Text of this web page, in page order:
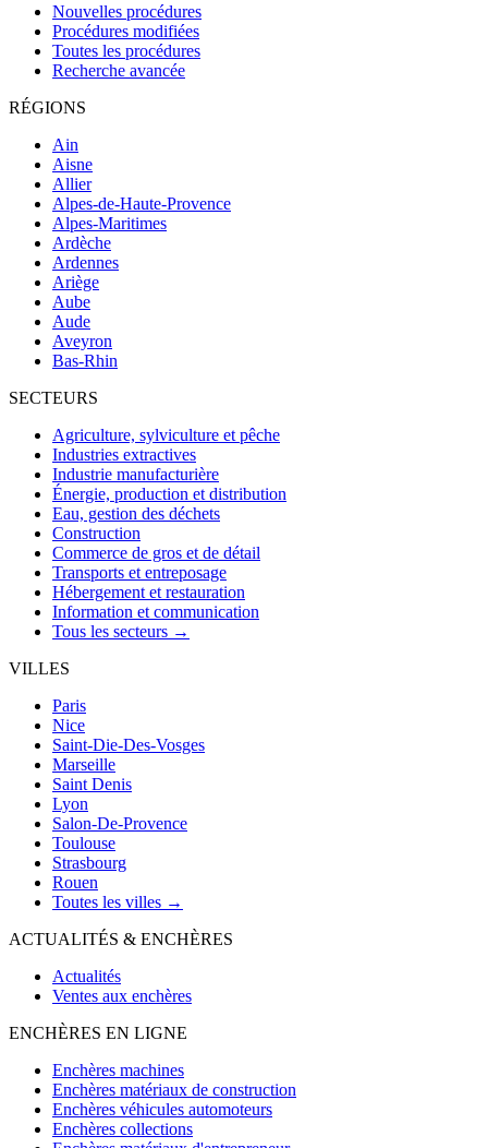
Nouvelles procédures
Procédures modifiées
Toutes les procédures
Recherche avancée
RÉGIONS
Ain
Aisne
Allier
Alpes-de-Haute-Provence
Alpes-Maritimes
Ardèche
Ardennes
Ariège
Aube
Aude
Aveyron
Bas-Rhin
SECTEURS
Agriculture, sylviculture et pêche
Industries extractives
Industrie manufacturière
Énergie, production et distribution
Eau, gestion des déchets
Construction
Commerce de gros et de détail
Transports et entreposage
Hébergement et restauration
Information et communication
Tous les secteurs →
VILLES
Paris
Nice
Saint-Die-Des-Vosges
Marseille
Saint Denis
Lyon
Salon-De-Provence
Toulouse
Strasbourg
Rouen
Toutes les villes →
ACTUALITÉS & ENCHÈRES
Actualités
Ventes aux enchères
ENCHÈRES EN LIGNE
Enchères machines
Enchères matériaux de construction
Enchères véhicules automoteurs
Enchères collections